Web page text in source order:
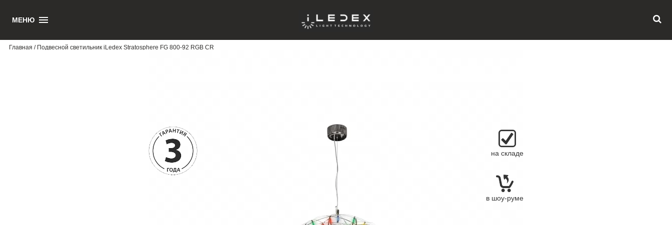
МЕНЮ
Главная / Подвесной светильник iLedex Stratosphere FG 800-92 RGB CR
на складе
в шоу-руме